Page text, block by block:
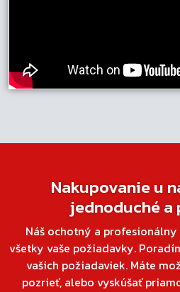
Nakupovanie u
jednoduché a
Náš ochotný a
všetky vaše požiadavky.
vašich požiadaviek. Máte
pozrieť, alebo vyskúšať